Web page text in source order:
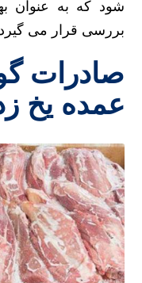
شود که به عنوان
بررسی قرار می
صادرات
عمده یخ